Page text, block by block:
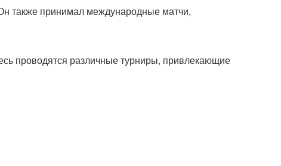
также принимал международные матчи,
проводятся различные турниры, привлекающие